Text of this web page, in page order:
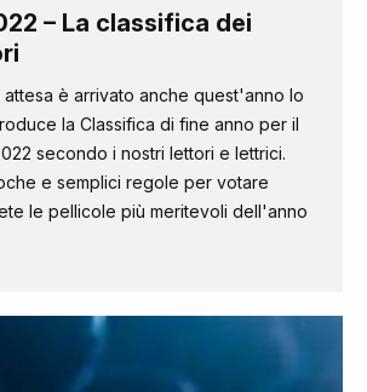
– La classifica dei
è arrivato anche quest'anno lo
la Classifica di fine anno per il
secondo i nostri lettori e lettrici.
e semplici regole per votare
le pellicole più meritevoli dell'anno